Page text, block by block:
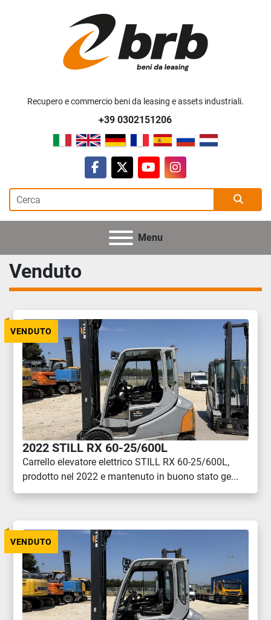
Recupero e commercio beni da leasing e assets industriali.
+39 0302151206
facebook
twitteryoutubeinstagram
Menu
Venduto
VENDUTO
2022 STILL RX 60-25/600L
Carrello elevatore elettrico STILL RX 60-25/600L,
prodotto nel 2022 e mantenuto in buono stato ge...
VENDUTO